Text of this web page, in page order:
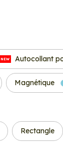
NEW Autocollant
Magnétique
Rectangle